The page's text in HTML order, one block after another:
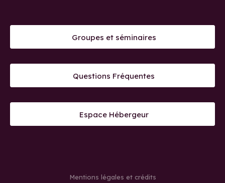
Groupes et séminaires
Questions Fréquentes
Espace Hébergeur
Mentions légales et crédits